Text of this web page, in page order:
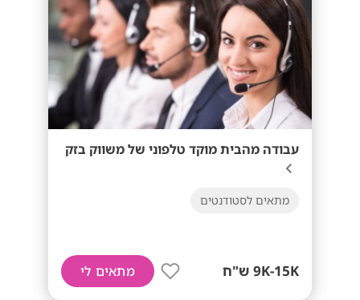
עבודה מהבית מוקד טלפוני של משווק בזק
מתאים לסטודנטים
9K-15K ש"ח מתאים לי